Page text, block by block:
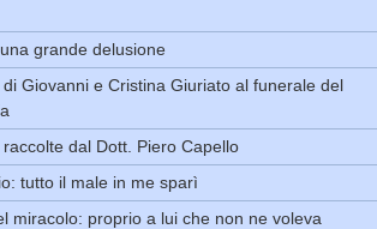
grande delusione
Giovanni e Cristina Giuriato al funerale del
dal Dott. Piero Capello
tutto il male in me sparì
miracolo: proprio a lui che non ne voleva